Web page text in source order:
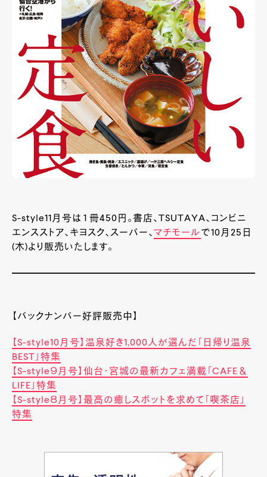
S-style11月号は１冊450円。書店、TSUTAYA、コンビニ
エンスストア、キヨスク、スーパー、マチモールで10月25日
(木)より販売いたします。
【バックナンバー好評販売中】
【S-style10月号】温泉好き1,000人が選んだ「日帰り温泉
BEST」特集
【S-style９月号】仙台・宮城の最新カフェ満載「CAFE＆
LIFE」特集
【S-style８月号】 最高の癒しスポットを求めて 「喫茶店」
特集